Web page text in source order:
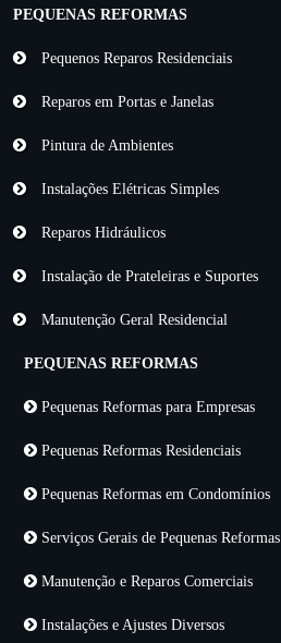
PEQUENAS REFORMAS
Pequenos Reparos Residenciais
Reparos em Portas e Janelas
Pintura de Ambientes
Instalações Elétricas Simples
Reparos Hidráulicos
Instalação de Prateleiras e Suportes
Manutenção Geral Residencial
PEQUENAS REFORMAS
Pequenas Reformas para Empresas
Pequenas Reformas Residenciais
Pequenas Reformas em Condomínios
Serviços Gerais de Pequenas Reformas
Manutenção e Reparos Comerciais
Instalações e Ajustes Diversos